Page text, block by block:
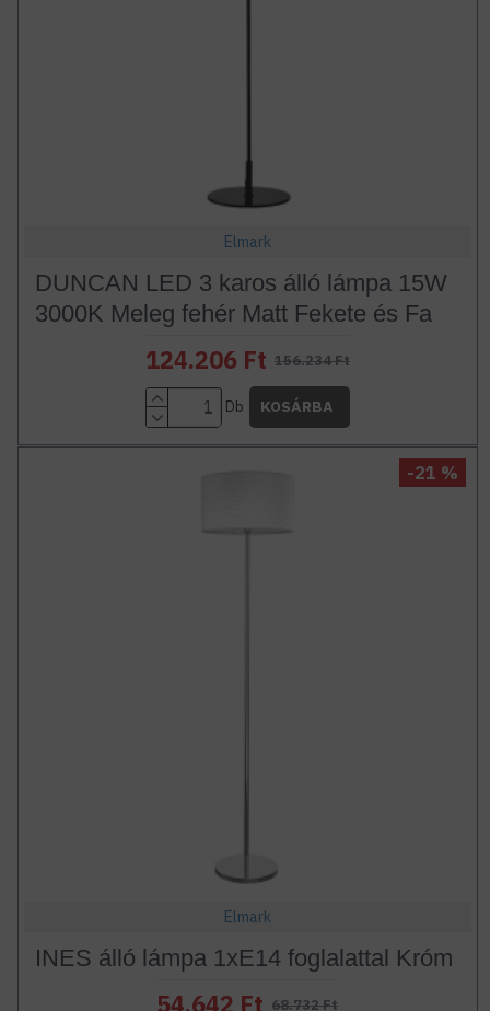
Elmark
DUNCAN LED 3 karos álló lámpa 15W
3000K Meleg fehér Matt Fekete és Fa
124.206 Ft 156.234 Ft
Db KOSÁRBA
-21 %
Elmark
INES álló lámpa 1xE14 foglalattal Króm
54.642 Ft 68.732 Ft